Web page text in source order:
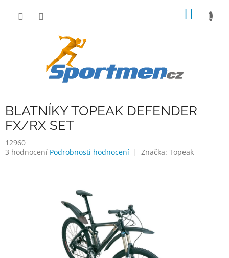
BLATNÍKY TOPEAK DEFENDER
FX/RX SET
12960
Průměrné
3 hodnocení Podrobnosti hodnocení Značka: Topeak